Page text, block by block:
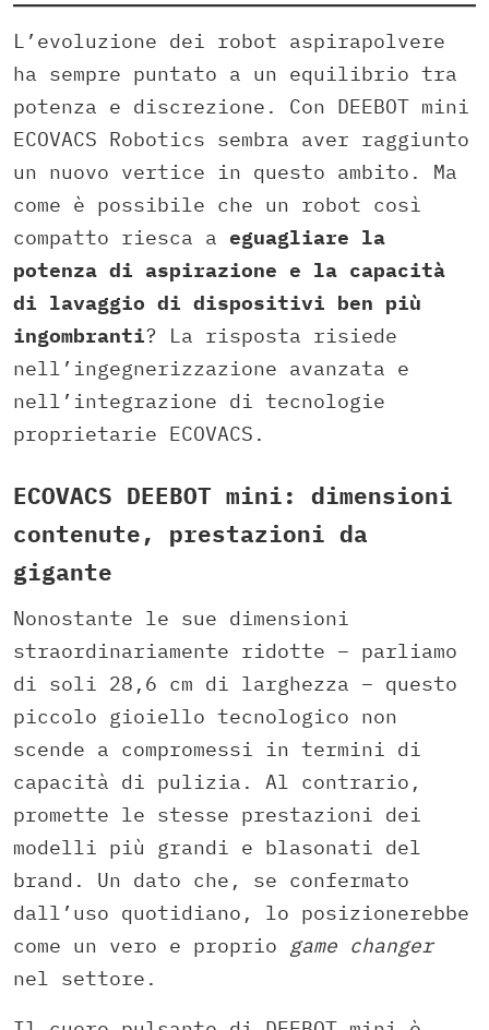
L’evoluzione dei robot aspirapolvere
ha sempre puntato a un equilibrio tra
potenza e discrezione. Con DEEBOT mini
ECOVACS Robotics sembra aver raggiunto
un nuovo vertice in questo ambito. Ma
come è possibile che un robot così
compatto riesca a eguagliare la
potenza di aspirazione e la capacità
di lavaggio di dispositivi ben più
ingombranti? La risposta risiede
nell’ingegnerizzazione avanzata e
nell’integrazione di tecnologie
proprietarie ECOVACS.
ECOVACS DEEBOT mini: dimensioni
contenute, prestazioni da
gigante
Nonostante le sue dimensioni
straordinariamente ridotte – parliamo
di soli 28,6 cm di larghezza – questo
piccolo gioiello tecnologico non
scende a compromessi in termini di
capacità di pulizia. Al contrario,
promette le stesse prestazioni dei
modelli più grandi e blasonati del
brand. Un dato che, se confermato
dall’uso quotidiano, lo posizionerebbe
come un vero e proprio game changer
nel settore.